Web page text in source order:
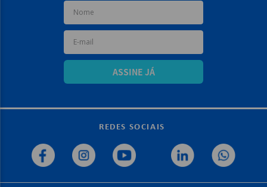
ASSINE JÁ
REDES SOCIAIS